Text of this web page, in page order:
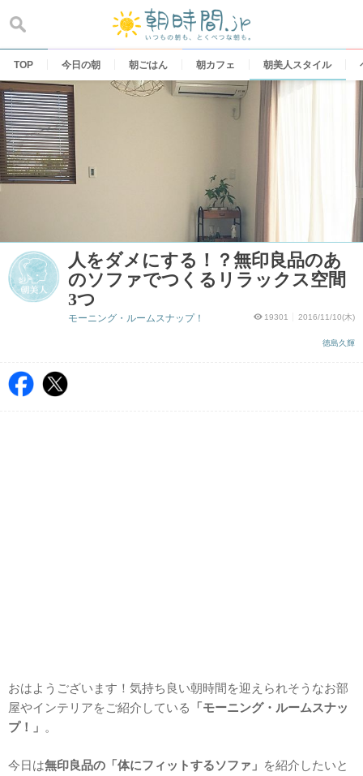
content
TOP 今日の朝 朝ごはん 朝カフェ 朝美人スタイル
人をダメにする！？無印良品のあ
のソファでつくるリラックス空間
3つ
19301 2016/11/10(木)
徳島久輝
モーニング・ルームスナップ！
おはようございます！気持ち良い朝時間を迎えられそうなお部
屋やインテリアをご紹介している
「モーニング・ルームスナッ
プ！」 。
今日は無印良品の「体にフィットするソファ」 を紹介したいと